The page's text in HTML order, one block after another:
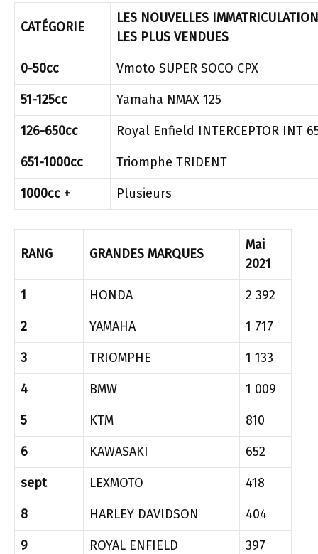
CATÉGORIE
LES NOUVELLES
LES PLUS VENDUES
0-50cc
Vmoto SUPER SOCO CPX
51-125cc
Yamaha NMAX 125
126-650cc
Royal Enfield INTERCEPTOR INT
651-1000cc
Triomphe TRIDENT
1000cc +
Plusieurs
RANG GRANDES MARQUES
Mai
2021
1
HONDA
2 392
2
YAMAHA
1 717
3
TRIOMPHE
1 133
4
BMW
1 009
5
KTM
810
6
KAWASAKI
652
sept
LEXMOTO
418
8
HARLEY DAVIDSON
404
9
ROYAL ENFIELD
397